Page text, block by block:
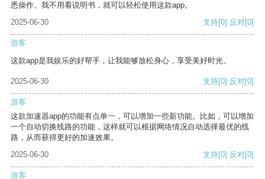
悉操作。我不用看说明书，就可以轻松使用这款app。
2025-06-30
支持[0] 反对[0]
游客
这款app是我娱乐的好帮手，让我能够放松身心，享受美好时光。
2025-06-30 支持[0] 反对[0]
游客
这款加速器app的功能有点单一，可以增加一些新功能。比如，可以增加
一个自动切换线路的功能，这样就可以根据网络情况自动选择最优的线
路，从而获得更好的加速效果。
2025-06-30
支持[0] 反对[0]
游客